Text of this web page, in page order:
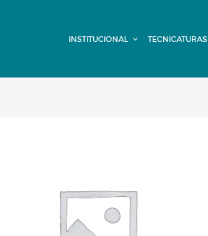
INSTITUCIONAL TECNICATURAS
DOMÍNICO
CONTACTO